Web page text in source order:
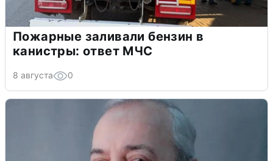
Пожарные заливали бензин в
канистры: ответ МЧС
8 августа 0